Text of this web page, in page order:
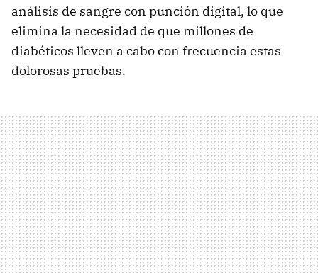
análisis de sangre con punción digital, lo que
elimina la necesidad de que millones de
diabéticos lleven a cabo con frecuencia estas
dolorosas pruebas.